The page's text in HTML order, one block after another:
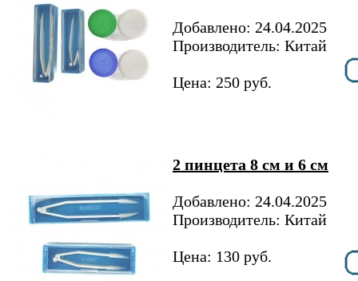
Добавлено: 24.04.2025
Производитель: Китай
Цена: 250 руб.
2 пинцета 8 см и 6 см
Добавлено: 24.04.2025
Производитель: Китай
Цена: 130 руб.